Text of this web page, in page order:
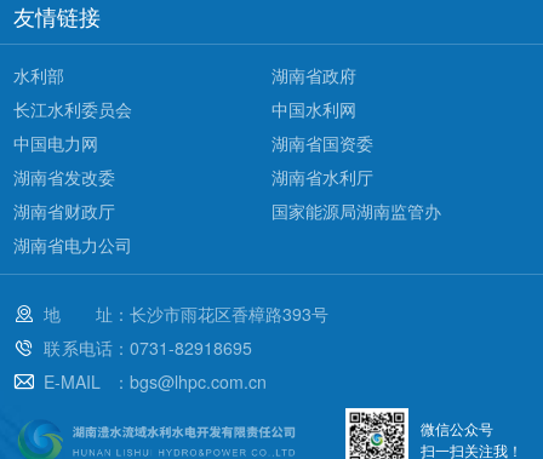
友情链接
水利部
湖南省政府
长江水利委员会
中国水利网
中国电力网
湖南省国资委
湖南省发改委
湖南省水利厅
湖南省财政厅
国家能源局湖南监管办
湖南省电力公司
地址 ：长沙市雨花区香樟路393号
联系电话：0731-82918695
E-MAIL
：bgs@lhpc.com.cn
微信公众号
扫一扫关注我！